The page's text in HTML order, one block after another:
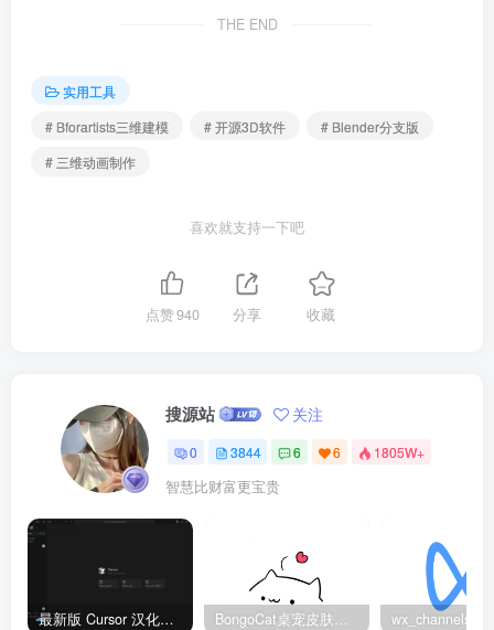
THE END
实用工具
# Bforartists三维建模
# 开源3D软件
# Blender分支版
# 三维动画制作
喜欢就支持一下吧
点赞940 分享 收藏
搜源站 关注
0 3844 6 6 1805W+
智慧比财富更宝贵
最新版 Cursor 汉化设置中文教程（两种简单方法，附中文语言包下载）